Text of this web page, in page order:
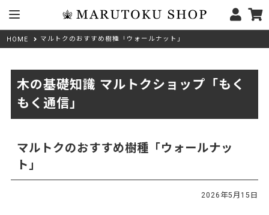
HOME マルトクのおすすめ樹種「ウォールナット」
木の基礎知識 マルトクショップ「もく
もく通信」
マルトクのおすすめ樹種「ウォールナッ
ト」
2026年5月15日